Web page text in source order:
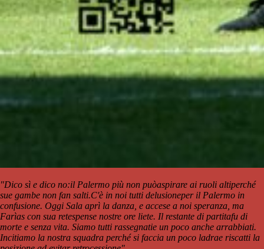
"Dico sì e dico no:il Palermo più non puòaspirare ai ruoli altiperché
sue gambe non fan salti.C'è in noi tutti delusioneper il Palermo in
confusione. Oggi Sala aprì la danza, e accese a noi speranza, ma
Farìas con sua retespense nostre ore liete. Il restante di partitafu di
morte e senza vita. Siamo tutti rassegnatie un poco anche arrabbiati.
Incitiamo la nostra squadra perché si faccia un poco ladrae riscatti la